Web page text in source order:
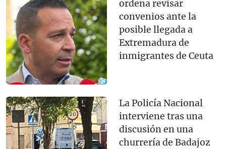
ordena revisar
convenios ante la
posible llegada a
Extremadura de
inmigrantes de Ceuta
La Policía Nacional
interviene tras una
discusión en una
churrería de Badajoz